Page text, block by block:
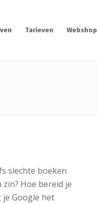
Tarieven Webshop
slechte boeken
Hoe bereid je
Google het